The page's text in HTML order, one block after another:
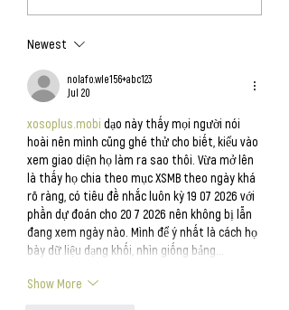
Green
Newest
nolafo.wle156+abc123
Jul 20
xosoplus.mobi dạo này thấy mọi người nói
hoài nên mình cũng ghé thử cho biết, kiểu vào
xem giao diện họ làm ra sao thôi. Vừa mở lên
là thấy họ chia theo mục XSMB theo ngày khá
rõ ràng, có tiêu đề nhắc luôn kỳ 19 07 2026 với
phần dự đoán cho 20 7 2026 nên không bị lẫn
đang xem ngày nào. Mình để ý nhất là cách họ
bày dữ liệu dạng khối, nhìn giống bảng…
Show More